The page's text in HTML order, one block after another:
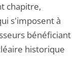
chapitre,
s'imposent à
bénéficiant
historique